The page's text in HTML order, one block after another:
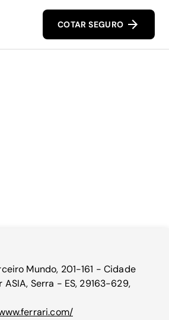
COTAR SEGURO
Mundo, 201-161 - Cidade
Serra - ES, 29163-629,